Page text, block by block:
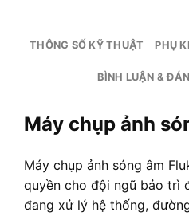
THÔNG SỐ KỸ THUẬT PHỤ
BÌNH LUẬN &
Máy chụp ảnh
Máy chụp ảnh sóng âm
quyền cho đội ngũ bảo trì
đang xử lý hệ thống,